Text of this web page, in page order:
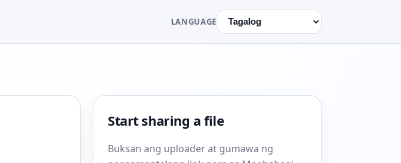
LANGUAGE
Start sharing a file
Buksan ang uploader at gumawa ng